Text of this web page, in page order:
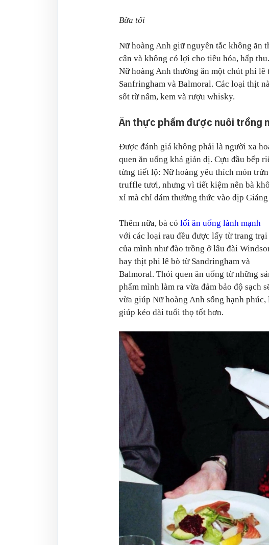
Bữa tối
Nữ hoàng Anh giữ nguyên tắc không ăn
cân và không có lợi cho tiêu hóa, hấp
Nữ hoàng Anh thường ăn một chút phi
Sanfringham và Balmoral. Các loại thịt
sốt từ nấm, kem và rượu whisky.
Ăn thực phẩm được nuôi trồng
Được đánh giá không phải là người xa
quen ăn uống khá giản dị. Cựu đầu bếp
từng tiết lộ: Nữ hoàng yêu thích món
truffle tươi, nhưng vì tiết kiệm nên bà
xỉ mà chỉ dám thưởng thức vào dịp
Thêm nữa, bà có lối ăn uống lành mạnh
với các loại rau đều được lấy từ trang trại
của mình như đào trồng ở lâu đài
hay thịt phi lê bò từ Sandringham và
Balmoral. Thói quen ăn uống từ những
phẩm mình làm ra vừa đảm bảo độ sạch
vừa giúp Nữ hoàng Anh sống hạnh
giúp kéo dài tuổi thọ tốt hơn.